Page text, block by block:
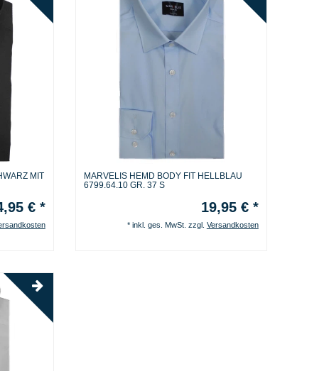
MIT
€ *
MARVELIS HEMD BODY FIT HELLBLAU
6799.64.10 GR. 37 S
19,95 € *
* inkl. ges. MwSt. zzgl. Versandkosten